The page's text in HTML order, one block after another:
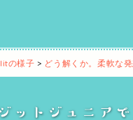
litの様子 > どう解くか。柔軟な